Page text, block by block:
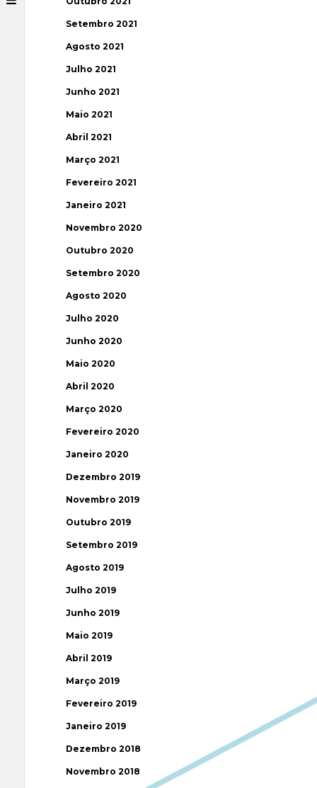
Setembro 2021
Agosto 2021
Julho 2021
Junho 2021
Maio 2021
Abril 2021
Março 2021
Fevereiro 2021
Janeiro 2021
Novembro 2020
Outubro 2020
Setembro 2020
Agosto 2020
Julho 2020
Junho 2020
Maio 2020
Abril 2020
Março 2020
Fevereiro 2020
Janeiro 2020
Dezembro 2019
Novembro 2019
Outubro 2019
Setembro 2019
Agosto 2019
Julho 2019
Junho 2019
Maio 2019
Abril 2019
Março 2019
Fevereiro 2019
Janeiro 2019
Dezembro 2018
Novembro 2018